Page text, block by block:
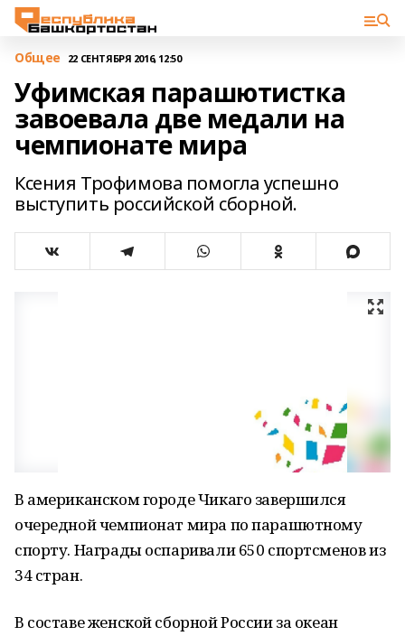
Общее 22 СЕНТЯБРЯ 2016, 12:50
Уфимская парашютистка
завоевала две медали на
чемпионате мира
Ксения Трофимова помогла успешно
выступить российской сборной.
В американском городе Чикаго завершился
очередной чемпионат мира по парашютному
спорту. Награды оспаривали 650 спортсменов из
34 стран.
В составе женской сборной России за океан